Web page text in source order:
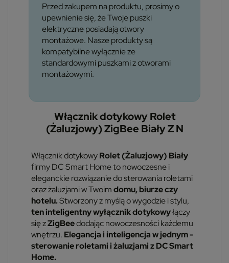
Przed zakupem na produktu, prosimy o
upewnienie się, że Twoje puszki
elektryczne posiadają otwory
montażowe. Nasze produkty są
kompatybilne wyłącznie ze
standardowymi puszkami z otworami
montażowymi.
Włącznik dotykowy Rolet
(Żaluzjowy) ZigBee Biały Z N
Włącznik dotykowyRolet (Żaluzjowy) Biały
firmy DC Smart Home to nowoczesne i
eleganckie rozwiązanie do sterowania roletami
oraz żaluzjami w Twoimdomu, biurze czy
hotelu.Stworzony z myślą o wygodzie i stylu,
ten inteligentny wyłącznik dotykowyłączy
się zZigBeedodając nowoczesności każdemu
wnętrzu. Elegancja i inteligencja w jednym -
sterowanie roletami i żaluzjami z DC Smart
Home.